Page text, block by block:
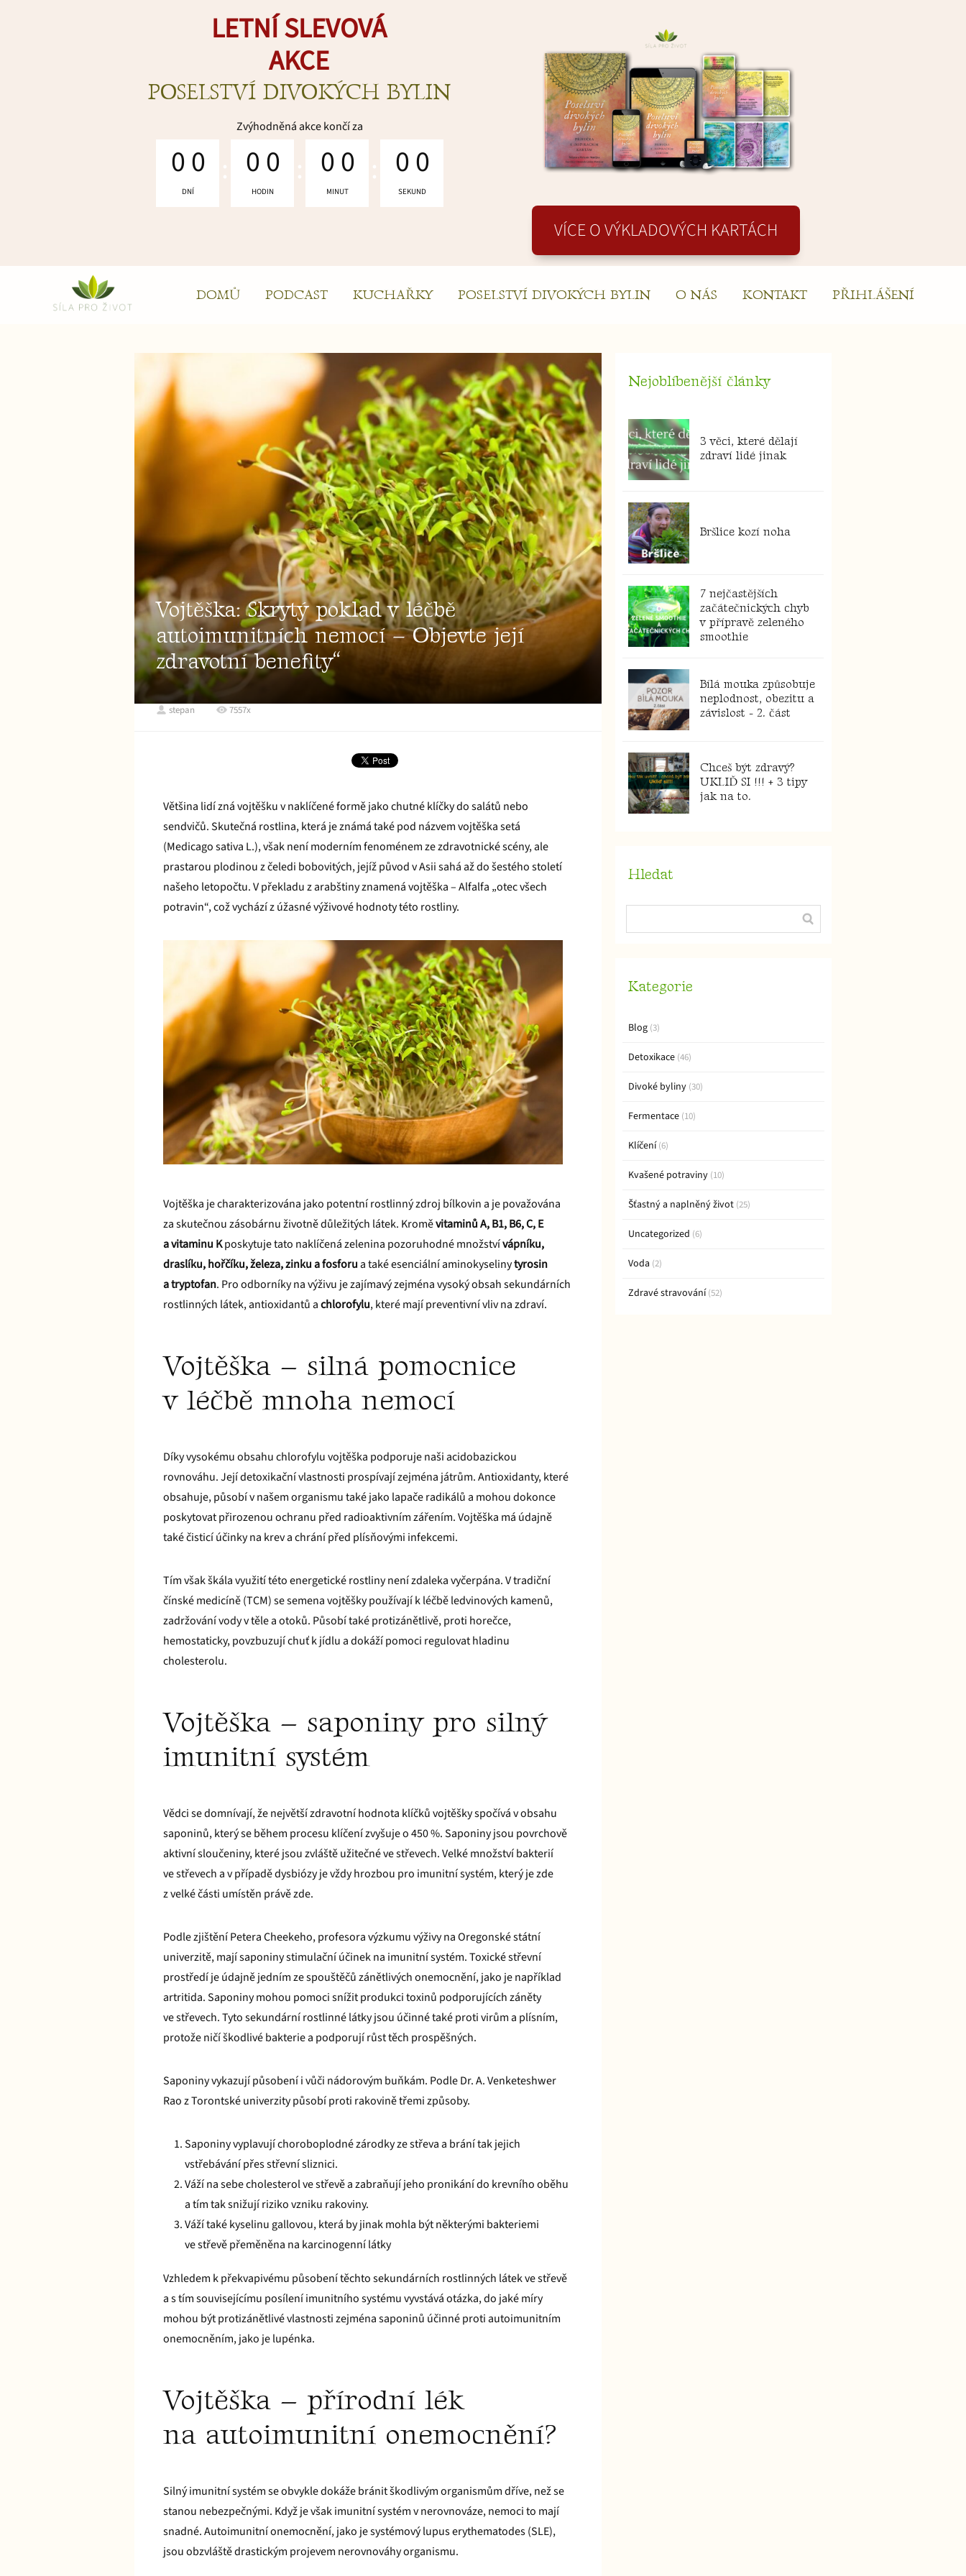
LETNÍ SLEVOVÁ
AKCE
POSELSTVÍ DIVOKÝCH BYLIN
Zvýhodněná akce končí za
00
DNÍ
00
HODIN
00
MINUT
00
SEKUND
VÍCE O VÝKLADOVÝCH KARTÁCH
DOMŮ PODCAST KUCHAŘKY POSELSTVÍ DIVOKÝCH BYLIN O NÁS KONTAKT PŘIHLÁŠENÍ
Vojtěška: Skrytý poklad v léčbě
autoimunitních nemocí – Objevte její
zdravotní benefity“
stepan 7557x
Většina lidí zná vojtěšku v naklíčené formě jako chutné klíčky do salátů nebo
sendvičů. Skutečná rostlina, která je známá také pod názvem vojtěška setá
(Medicago sativa L.), však není moderním fenoménem ze zdravotnické scény, ale
prastarou plodinou z čeledi bobovitých, jejíž původ v Asii sahá až do šestého století
našeho letopočtu. V překladu z arabštiny znamená vojtěška – Alfalfa „otec všech
potravin“, což vychází z úžasné výživové hodnoty této rostliny.
Vojtěška je charakterizována jako potentní rostlinný zdroj bílkovin a je považována
za skutečnou zásobárnu životně důležitých látek. Kroměvitaminů A, B1, B6, C, E
a vitaminu Kposkytuje tato naklíčená zelenina pozoruhodné množstvívápníku,
draslíku, hořčíku, železa, zinku a fosforua také esenciální aminokyselinytyrosin
a tryptofan. Pro odborníky na výživu je zajímavý zejména vysoký obsah sekundárních
rostlinných látek, antioxidantů achlorofylu, které mají preventivní vliv na zdraví.
Vojtěška – silná pomocnice
v léčbě mnoha nemocí
Díky vysokému obsahu chlorofylu vojtěška podporuje naši acidobazickou
rovnováhu. Její detoxikační vlastnosti prospívají zejména játrům. Antioxidanty, které
obsahuje, působí v našem organismu také jako lapače radikálů a mohou dokonce
poskytovat přirozenou ochranu před radioaktivním zářením. Vojtěška má údajně
také čisticí účinky na krev a chrání před plísňovými infekcemi.
Tím však škála využití této energetické rostliny není zdaleka vyčerpána. V tradiční
čínské medicíně (TCM) se semena vojtěšky používají k léčbě ledvinových kamenů,
zadržování vody v těle a otoků. Působí také protizánětlivě, proti horečce,
hemostaticky, povzbuzují chuť k jídlu a dokáží pomoci regulovat hladinu
cholesterolu.
Vojtěška – saponiny pro silný
imunitní systém
Vědci se domnívají, že největší zdravotní hodnota klíčků vojtěšky spočívá v obsahu
saponinů, který se během procesu klíčení zvyšuje o 450 %. Saponiny jsou povrchově
aktivní sloučeniny, které jsou zvláště užitečné ve střevech. Velké množství bakterií
ve střevech a v případě dysbiózy je vždy hrozbou pro imunitní systém, který je zde
z velké části umístěn právě zde.
Podle zjištění Petera Cheekeho, profesora výzkumu výživy na Oregonské státní
univerzitě, mají saponiny stimulační účinek na imunitní systém. Toxické střevní
prostředí je údajně jedním ze spouštěčů zánětlivých onemocnění, jako je například
artritida. Saponiny mohou pomoci snížit produkci toxinů podporujících záněty
ve střevech. Tyto sekundární rostlinné látky jsou účinné také proti virům a plísním,
protože ničí škodlivé bakterie a podporují růst těch prospěšných.
Saponiny vykazují působení i vůči nádorovým buňkám. Podle Dr. A. Venketeshwer
Rao z Torontské univerzity působí proti rakovině třemi způsoby.
Saponiny vyplavují choroboplodné zárodky ze střeva a brání tak jejich
vstřebávání přes střevní sliznici.
Váží na sebe cholesterol ve střevě a zabraňují jeho pronikání do krevního oběhu
a tím tak snižují riziko vzniku rakoviny.
Váží také kyselinu gallovou, která by jinak mohla být některými bakteriemi
ve střevě přeměněna na karcinogenní látky
Vzhledem k překvapivému působení těchto sekundárních rostlinných látek ve střevě
a s tím souvisejícímu posílení imunitního systému vyvstává otázka, do jaké míry
mohou být protizánětlivé vlastnosti zejména saponinů účinné proti autoimunitním
onemocněním, jako je lupénka.
Vojtěška – přírodní lék
na autoimunitní onemocnění?
Silný imunitní systém se obvykle dokáže bránit škodlivým organismům dříve, než se
stanou nebezpečnými. Když je však imunitní systém v nerovnováze, nemoci to mají
snadné. Autoimunitní onemocnění, jako je systémový lupus erythematodes (SLE),
jsou obzvláště drastickým projevem nerovnováhy organismu.
Nejoblíbenější články
3 věci, které dělají
zdraví lidé jinak
Bršlice kozí noha
7 nejčastějších
začátečnických chyb
v přípravě zeleného
smoothie
Bílá mouka způsobuje
neplodnost, obezitu a
závislost - 2. část
Chceš být zdravý?
UKLIĎ SI !!! + 3 tipy
jak na to.
Hledat
Kategorie
Blog (3)
Detoxikace (46)
Divoké byliny (30)
Fermentace (10)
Klíčení(6)
Kvašené potraviny (10)
Šťastný a naplněný život (25)
Uncategorized (6)
Voda (2)
Zdravé stravování(52)